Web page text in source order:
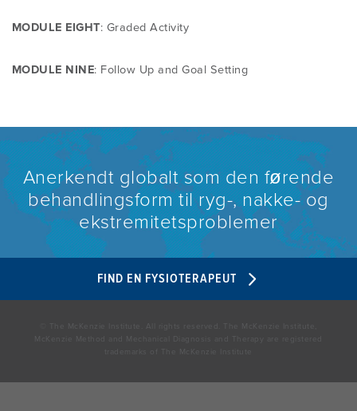
MODULE EIGHT: Graded Activity
MODULE NINE: Follow Up and Goal Setting
Anerkendt globalt som den førende
behandlingsform til ryg-, nakke- og
ekstremitetsproblemer
FIND EN FYSIOTERAPEUT
© The McKenzie Institute. All rights reserved. The McKenzie Institute,
McKenzie Method and Mechanical Diagnosis and Therapy are registered
trademarks of The McKenzie Institute